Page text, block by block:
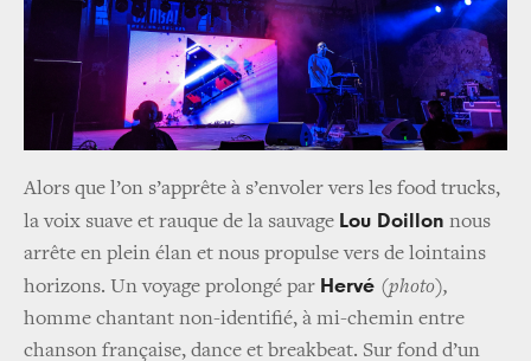
Alors que l’on s’apprête à s’envoler vers les food trucks,
la voix suave et rauque de la sauvage Lou Doillon nous
arrête en plein élan et nous propulse vers de lointains
horizons. Un voyage prolongé par Hervé (photo),
homme chantant non-identifié, à mi-chemin entre
chanson française, dance et breakbeat. Sur fond d’un